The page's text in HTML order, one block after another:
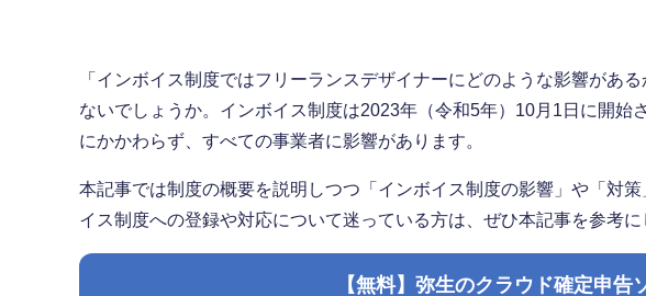
「インボイス制度ではフリーランスデザイナーにどのような影響があ
ないでしょうか。インボイス制度は2023年（令和5年）10月1日に開始
にかかわらず、すべての事業者に影響があります。
本記事では制度の概要を説明しつつ「インボイス制度の影響」や「対
イス制度への登録や対応について迷っている方は、ぜひ本記事を参考に
【無料】弥生のクラウド確定申告